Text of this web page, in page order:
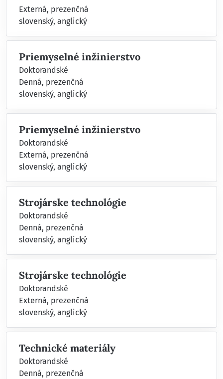
Externá, prezenčná
slovenský, anglický
Priemyselné inžinierstvo
Doktorandské
Denná, prezenčná
slovenský, anglický
Priemyselné inžinierstvo
Doktorandské
Externá, prezenčná
slovenský, anglický
Strojárske technológie
Doktorandské
Denná, prezenčná
slovenský, anglický
Strojárske technológie
Doktorandské
Externá, prezenčná
slovenský, anglický
Technické materiály
Doktorandské
Denná, prezenčná